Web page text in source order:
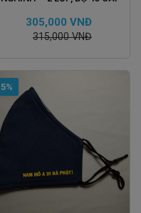
305,000 VNĐ
315,000 VNĐ
5%